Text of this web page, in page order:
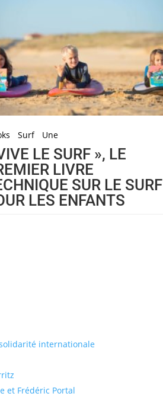
Surf Une
LE SURF », LE
LIVRE
SUR LE SURF
LES ENFANTS
internationale
et Frédéric Portal